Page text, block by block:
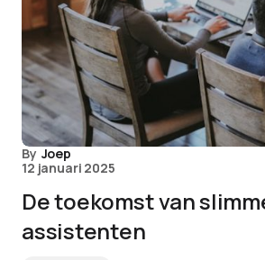
By Joep
12 januari 2025
De toekomst van
assistenten